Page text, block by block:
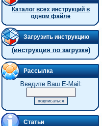
Каталог всех инструкций в
одном файле
Загрузить инструкцию
(инструкция по загрузке)
Рассылка
Введите Ваш E-Mail:
Статьи